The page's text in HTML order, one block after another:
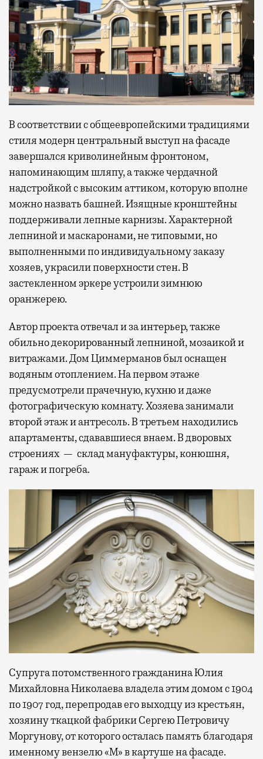
В соответствии с общеевропейскими традициями
стиля модерн центральный выступ на фасаде
завершался криволинейным фронтоном,
напоминающим шляпу, а также чердачной
надстройкой с высоким аттиком, которую вполне
можно назвать башней. Изящные кронштейны
поддерживали лепные карнизы. Характерной
лепниной и маскаронами, не типовыми, но
выполненными по индивидуальному заказу
хозяев, украсили поверхности стен. В
застекленном эркере устроили зимнюю
оранжерею.
Автор проекта отвечал и за интерьер, также
обильно декорированный лепниной, мозаикой и
витражами. Дом Циммерманов был оснащен
водяным отоплением. На первом этаже
предусмотрели прачечную, кухню и даже
фотографическую комнату. Хозяева занимали
второй этаж и антресоль. В третьем находились
апартаменты, сдававшиеся внаем. В дворовых
строениях — склад мануфактуры, конюшня,
гараж и погреба.
Супруга потомственного гражданина Юлия
Михайловна Николаева владела этим домом с 1904
по 1907 год, перепродав его выходцу из крестьян,
хозяину ткацкой фабрики Сергею Петровичу
Моргунову, от которого осталась память благодаря
именному вензелю «М» в картуше на фасаде.